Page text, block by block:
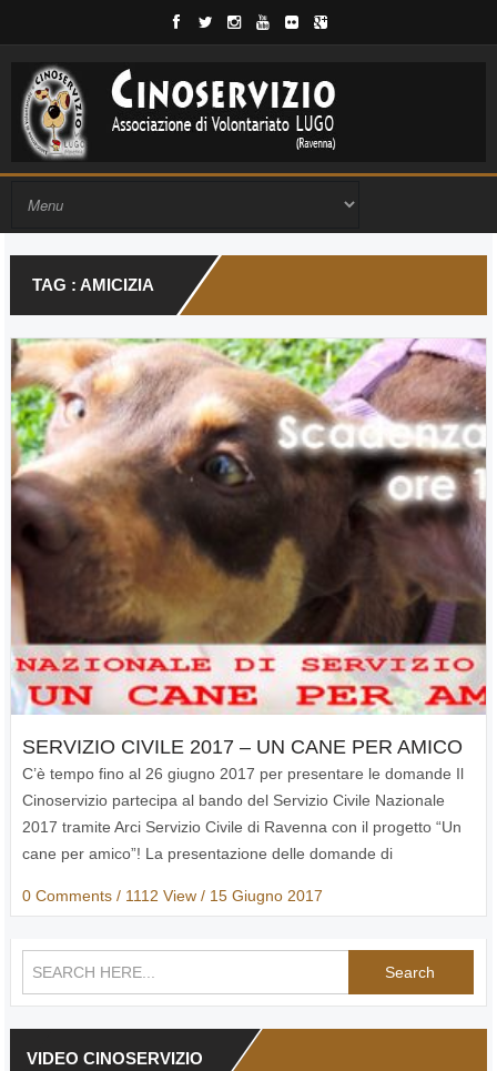
TAG : AMICIZIA
SERVIZIO CIVILE 2017 – UN CANE PER AMICO
C’è tempo fino al 26 giugno 2017 per presentare le domande Il
Cinoservizio partecipa al bando del Servizio Civile Nazionale
2017 tramite Arci Servizio Civile di Ravenna con il progetto “Un
cane per amico”! La presentazione delle domande di
0 Comments/ 1112 View / 15 Giugno 2017
Search
VIDEO CINOSERVIZIO